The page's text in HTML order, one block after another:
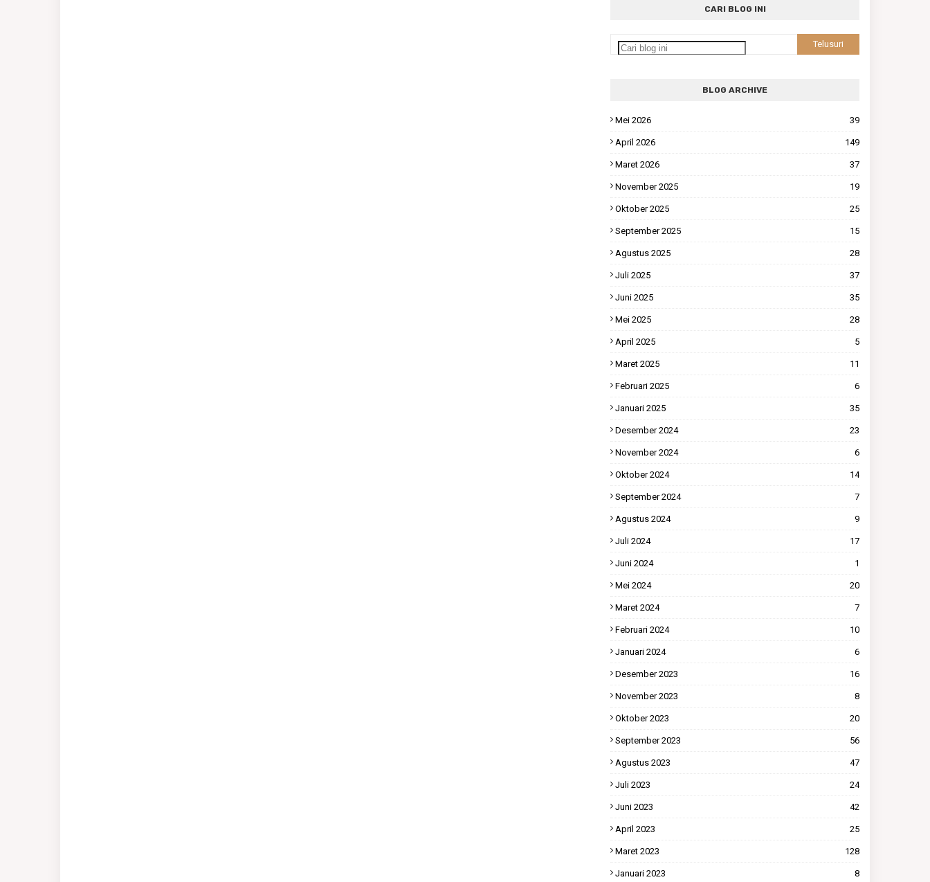
CARI BLOG INI
BLOG ARCHIVE
Mei 2026 39
April 2026 149
Maret 2026 37
November 2025 19
Oktober 2025 25
September 2025 15
Agustus 2025 28
Juli 2025 37
Juni 2025 35
Mei 2025 28
April 2025 5
Maret 2025 11
Februari 2025 6
Januari 2025 35
Desember 2024 23
November 2024 6
Oktober 2024 14
September 2024 7
Agustus 2024 9
Juli 2024 17
Juni 2024 1
Mei 2024 20
Maret 2024 7
Februari 2024 10
Januari 2024 6
Desember 2023 16
November 2023 8
Oktober 2023 20
September 2023 56
Agustus 2023 47
Juli 2023 24
Juni 2023 42
April 2023 25
Maret 2023 128
Januari 2023 8